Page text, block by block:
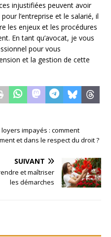
injustifiées peuvent avoir
l’entreprise et le salarié, il
les enjeux et les procédures
En tant qu’avocat, je vous
pour vous
et la gestion de cette
impayés : comment
et dans le respect du droit ?
SUIVANT
et maîtriser
les démarches